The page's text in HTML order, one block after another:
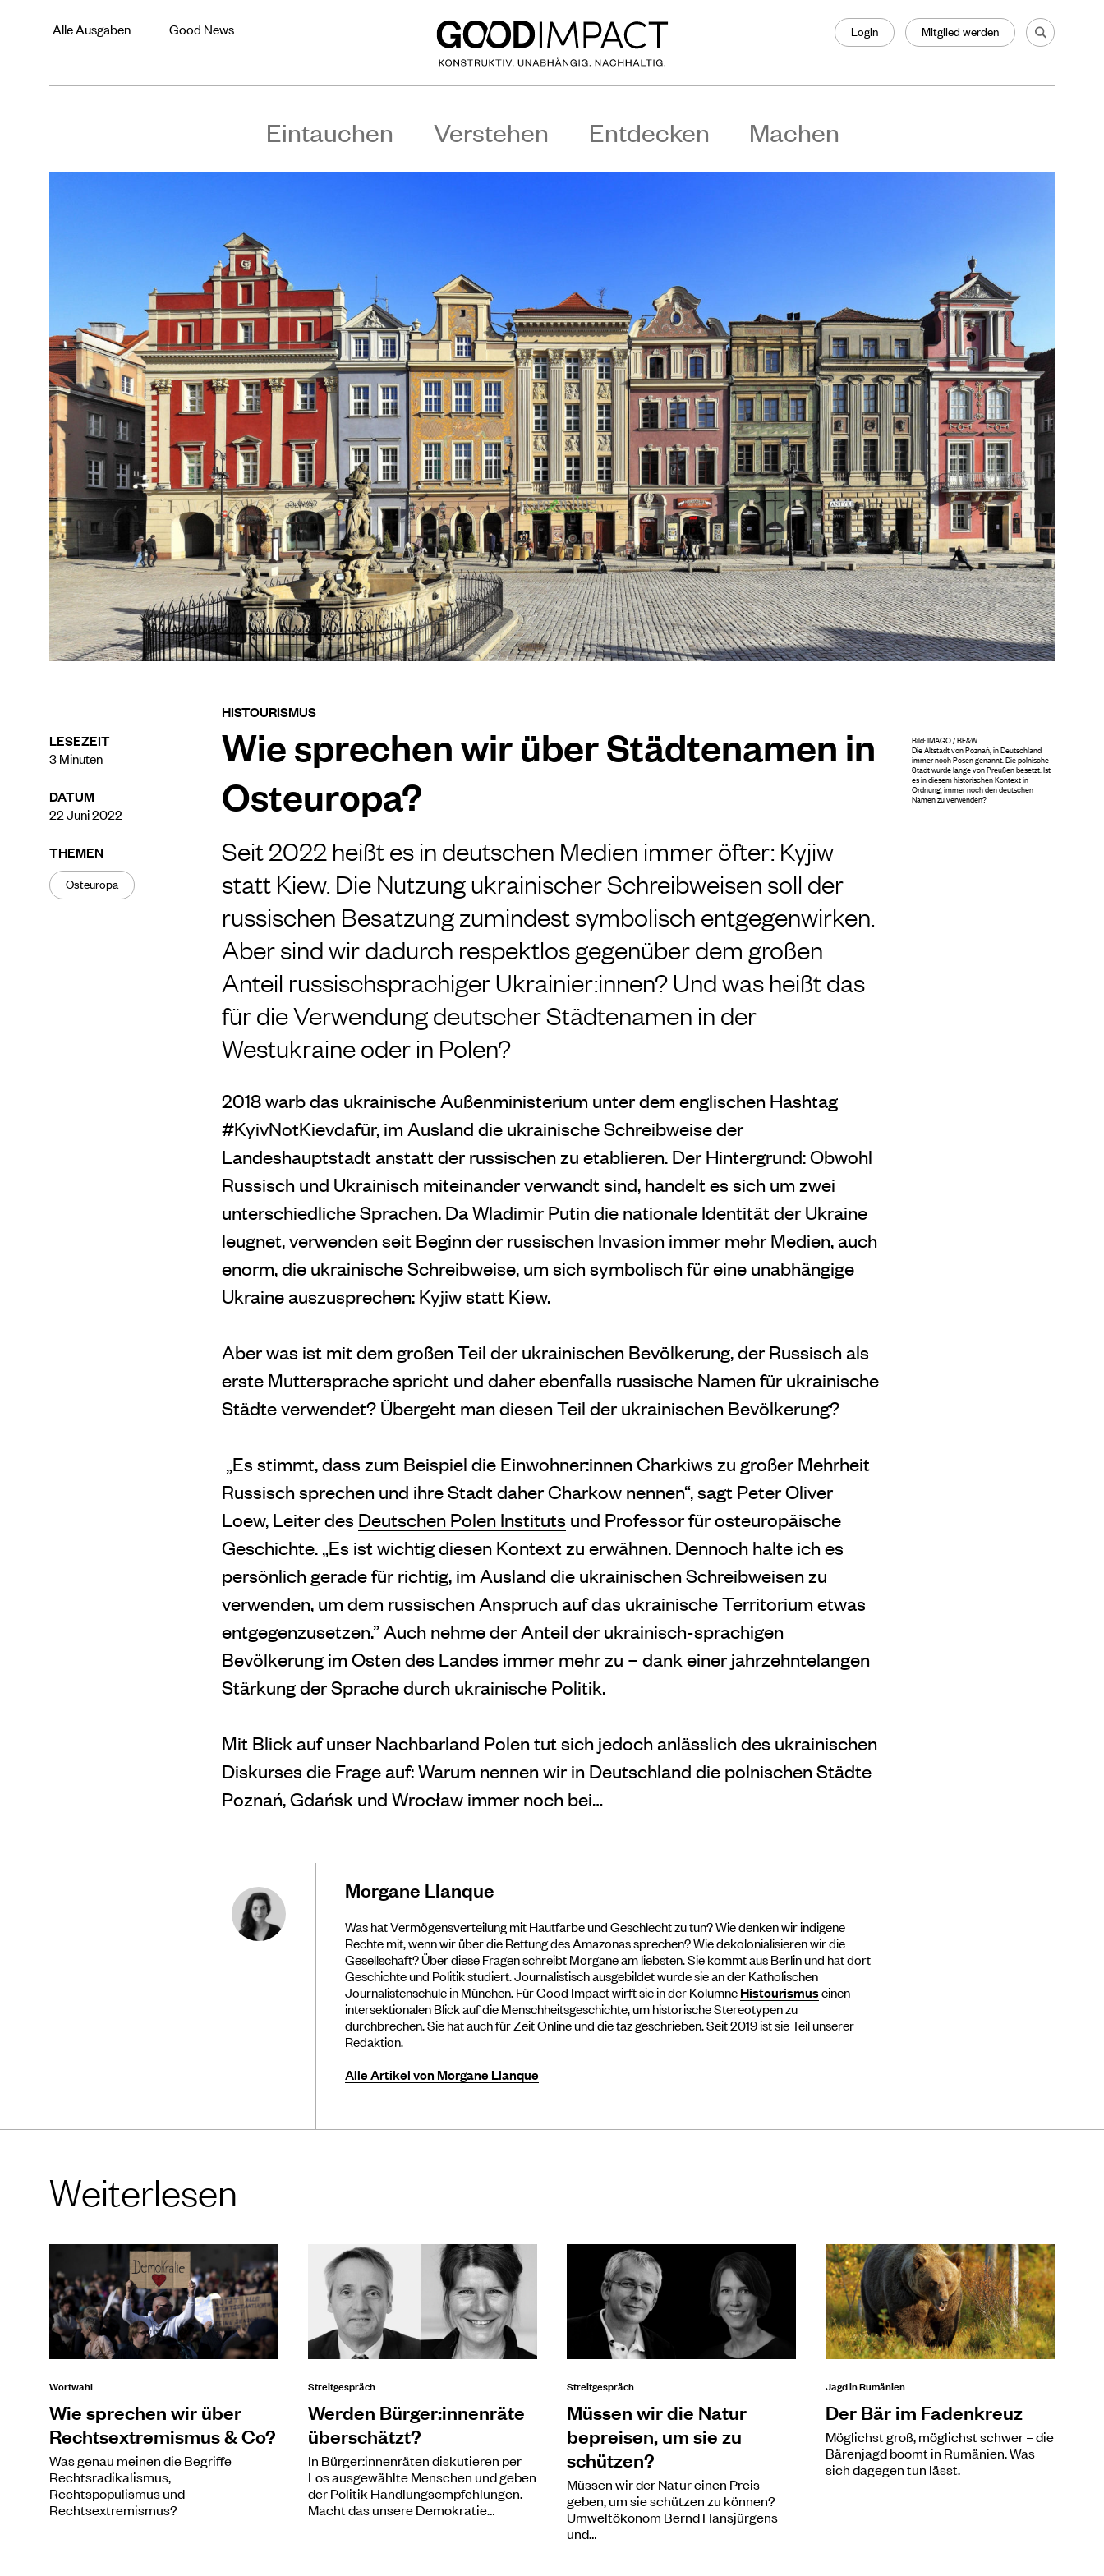
Alle Ausgaben Good News Login Mitglied werden
Eintauchen Verstehen Entdecken Machen
LESEZEIT
3Minuten
DATUM
22 Juni 2022
THEMEN
Osteuropa
HISTOURISMUS
Wie sprechen wir über Städtenamen in
Osteuropa?
Seit 2022 heißt es in deutschen Medien immer öfter: Kyjiw
statt Kiew. Die Nutzung ukrainischer Schreibweisen soll der
russischen Besatzung zumindest symbolisch entgegenwirken.
Aber sind wir dadurch respektlos gegenüber dem großen
Anteil russischsprachiger Ukrainier:innen? Und was heißt das
für die Verwendung deutscher Städtenamen in der
Westukraine oder in Polen?
2018 warb das ukrainische Außenministerium unter dem englischen Hashtag
#KyivNotKievdafür, im Ausland die ukrainische Schreibweise der
Landeshauptstadt anstatt der russischen zu etablieren. Der Hintergrund: Obwohl
Russisch und Ukrainisch miteinander verwandt sind, handelt es sich um zwei
unterschiedliche Sprachen. Da Wladimir Putin die nationale Identität der Ukraine
leugnet, verwenden seit Beginn der russischen Invasion immer mehr Medien, auch
enorm, die ukrainische Schreibweise, um sich symbolisch für eine unabhängige
Ukraine auszusprechen: Kyjiw statt Kiew.
Aber was ist mit dem großen Teil der ukrainischen Bevölkerung, der Russisch als
erste Muttersprache spricht und daher ebenfalls russische Namen für ukrainische
Städte verwendet? Übergeht man diesen Teil der ukrainischen Bevölkerung?
„Es stimmt, dass zum Beispiel die Einwohner:innen Charkiws zu großer Mehrheit
Russisch sprechen und ihre Stadt daher Charkow nennen“, sagt Peter Oliver
Loew, Leiter des Deutschen Polen Instituts und Professor für osteuropäische
Geschichte. „Es ist wichtig diesen Kontext zu erwähnen. Dennoch halte ich es
persönlich gerade für richtig, im Ausland die ukrainischen Schreibweisen zu
verwenden, um dem russischen Anspruch auf das ukrainische Territorium etwas
entgegenzusetzen.” Auch nehme der Anteil der ukrainisch-sprachigen
Bevölkerung im Osten des Landes immer mehr zu – dank einer jahrzehntelangen
Stärkung der Sprache durch ukrainische Politik.
Mit Blick auf unser Nachbarland Polen tut sich jedoch anlässlich des ukrainischen
Diskurses die Frage auf: Warum nennen wir in Deutschland die polnischen Städte
Poznań, Gdańsk und Wrocław immer noch bei…
Bild: IMAGO / BE&W
Die Altstadt von Poznań, in Deutschland
immer noch Posen genannt. Die polnische
Stadt wurde lange von Preußen besetzt. Ist
es in diesem historischen Kontext in
Ordnung, immer noch den deutschen
Namen zu verwenden?
Morgane Llanque
Was hat Vermögensverteilung mit Hautfarbe und Geschlecht zu tun? Wie denken wir indigene
Rechte mit, wenn wir über die Rettung des Amazonas sprechen? Wie dekolonialisieren wir die
Gesellschaft? Über diese Fragen schreibt Morgane am liebsten. Sie kommt aus Berlin und hat dort
Geschichte und Politik studiert. Journalistisch ausgebildet wurde sie an der Katholischen
Journalistenschule in München. Für Good Impact wirft sie in der KolumneHistourismuseinen
intersektionalen Blick auf die Menschheitsgeschichte, um historische Stereotypen zu
durchbrechen. Sie hat auch für Zeit Online und die taz geschrieben. Seit 2019 ist sie Teil unserer
Redaktion.
Alle Artikel von Morgane Llanque
Weiterlesen
Wortwahl
Wie sprechen wir über
Rechtsextremismus & Co?
Was genau meinen die Begriffe
Rechtsradikalismus,
Rechtspopulismus und
Rechtsextremismus?
Streitgespräch
Werden Bürger:innenräte
überschätzt?
In Bürger:innenräten diskutieren per
Los ausgewählte Menschen und geben
der Politik Handlungsempfehlungen.
Macht das unsere Demokratie…
Streitgespräch
Müssen wir die Natur
bepreisen, um sie zu
schützen?
Müssen wir der Natur einen Preis
geben, um sie schützen zu können?
Umweltökonom Bernd Hansjürgens
und…
Jagd in Rumänien
Der Bär im Fadenkreuz
Möglichst groß, möglichst schwer – die
Bärenjagd boomt in Rumänien. Was
sich dagegen tun lässt.